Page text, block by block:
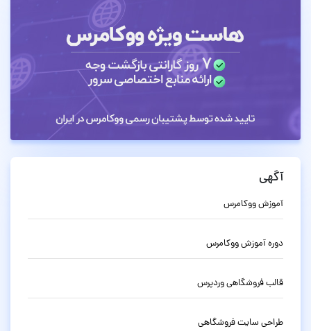
آگهی
آموزش ووکامرس
دوره آموزش ووکامرس
قالب فروشگاهی وردپرس
طراحی سایت فروشگاهی